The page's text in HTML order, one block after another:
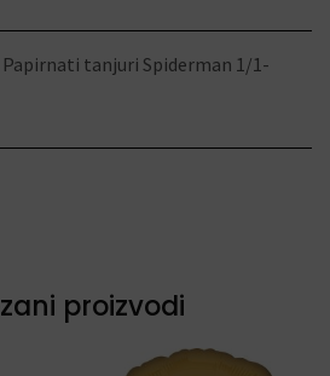
Papirnati tanjuri Spiderman 1/1-
proizvodi